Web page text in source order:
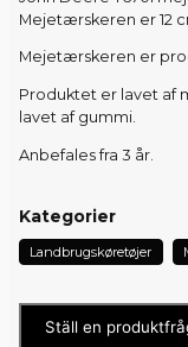
Mejetærskeren er 12
Mejetærskeren er
Produktet er lavet af
lavet af gummi.
Anbefales fra 3 år.
Kategorier
Landbrugskøretøjer
Ställ en